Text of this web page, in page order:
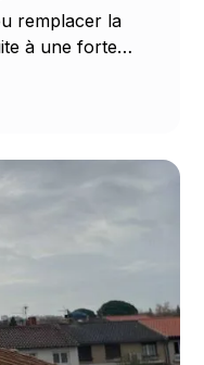
remplacer la
à une forte